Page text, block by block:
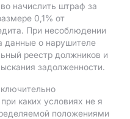
начислить штраф за
0,1% от
При несоблюдении
данные о нарушителе
реестр должников и
задолженности.
каких условиях не я
положениями